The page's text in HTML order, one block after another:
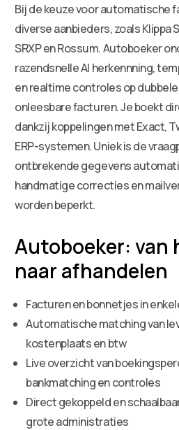
Bij de keuze voor automatische
diverse aanbieders, zoals Klippa
SRXP en Rossum. Autoboeker
razendsnelle AI herkennning,
en realtime controles op
onleesbare facturen. Je boekt
dankzij koppelingen met Exact,
ERP-systemen. Uniek is de
ontbrekende gegevens
handmatige correcties en
worden beperkt.
Autoboeker: van
naar afhandelen
Facturen en bonnetjes in
Automatische matching van
kostenplaats en btw
Live overzicht van
bankmatching en controles
Direct gekoppeld en
grote administraties